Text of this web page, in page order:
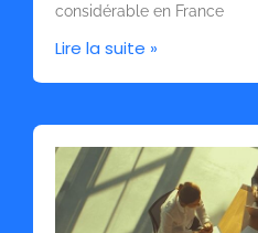
considérable en France
Lire la suite »